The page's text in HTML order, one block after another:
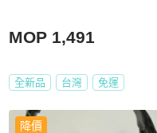
MOP 1,491
全新品 台灣 免運
降價